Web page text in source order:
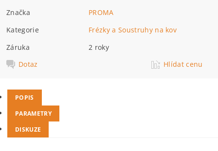
Značka
PROMA
Kategorie
Frézky a Soustruhy na kov
Záruka
2 roky
Dotaz
Hlídat cenu
POPIS
PARAMETRY
DISKUZE